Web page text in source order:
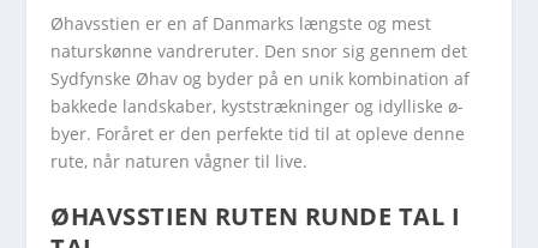
Øhavsstien er en af Danmarks længste og mest
naturskønne vandreruter. Den snor sig gennem det
Sydfynske Øhav og byder på en unik kombination af
bakkede landskaber, kyststrækninger og idylliske ø-
byer. Foråret er den perfekte tid til at opleve denne
rute, når naturen vågner til live.
ØHAVSSTIEN RUTEN RUNDE TAL I